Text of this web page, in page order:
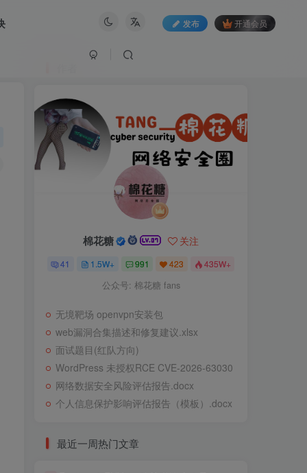
发布 开通会员
棉花糖 关注
41 1.5W+ 991 423 435W+
公众号: 棉花糖 fans
无境靶场 openvpn安装包
web漏洞合集描述和修复建议.xlsx
面试题目(红队方向)
WordPress 未授权RCE CVE-2026-63030
网络数据安全风险评估报告.docx
个人信息保护影响评估报告（模板）.docx
最近一周热门文章